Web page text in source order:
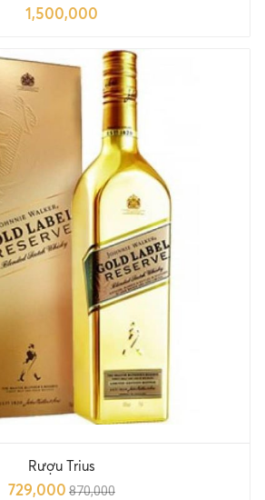
1,500,000
Rượu Trius
729,000 870,000